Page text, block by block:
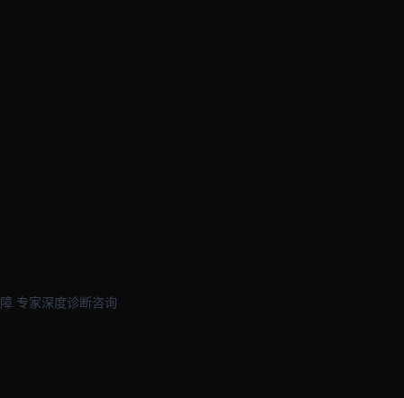
专家深度诊断咨询